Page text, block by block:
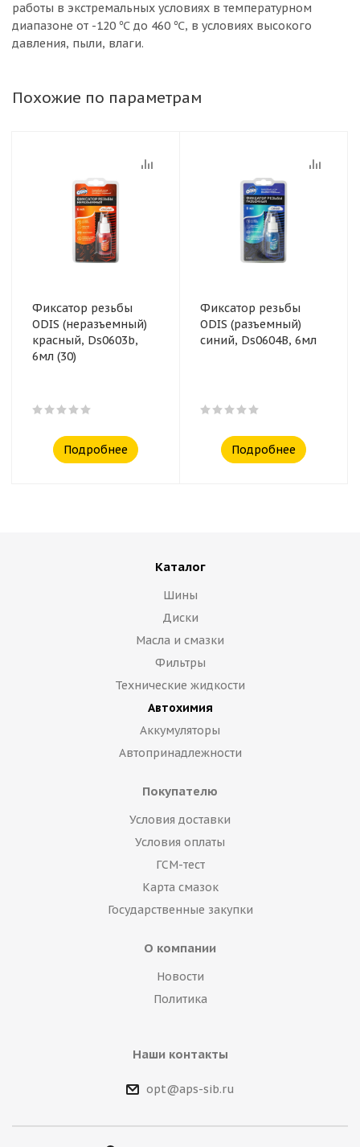
работы в экстремальных условиях в температурном
диапазоне от -120 ℃ до 460 ℃, в условиях высокого
давления, пыли, влаги.
Похожие по параметрам
Фиксатор резьбы
ODIS (неразъемный)
красный, Ds0603b,
6мл (30)
Подробнее
Фиксатор резьбы
ODIS (разъемный)
синий, Ds0604B, 6мл
Подробнее
Каталог
Шины
Диски
Масла и смазки
Фильтры
Технические жидкости
Автохимия
Аккумуляторы
Автопринадлежности
Покупателю
Условия доставки
Условия оплаты
ГСМ-тест
Карта смазок
Государственные закупки
О компании
Новости
Политика
Наши контакты
opt@aps-sib.ru